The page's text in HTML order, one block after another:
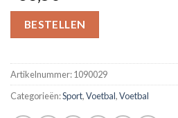
BESTELLEN
Artikelnummer:1090029
Categorieën:Sport,Voetbal,Voetbal